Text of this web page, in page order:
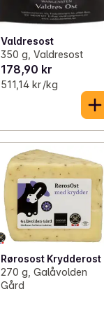
Valdresost
350 g, Valdresost
178,90 kr
511,14 kr /kg
Rørosost Krydderost
270 g, Galåvolden
Gård